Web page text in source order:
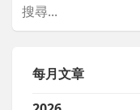
每月文章